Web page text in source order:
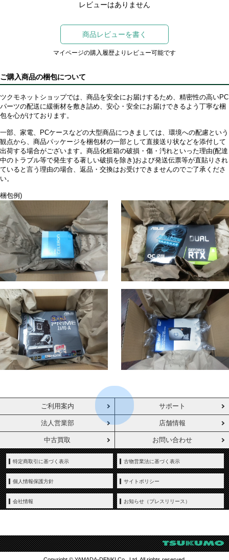
レビューはありません
商品レビューを書く
マイページの購入履歴よりレビュー可能です
ご購入商品の梱包について
ツクモネットショップでは、商品を安全にお届けするため、精密性の高いPC
パーツの配送に緩衝材を敷き詰め、安心・安全にお届けできるよう丁寧な梱
包を心がけております。
一部、家電、PCケースなどの大型商品につきましては、環境への配慮という
観点から、商品パッケージを梱包材の一部として直接送り状などを添付して
出荷する場合がございます。商品化粧箱の破損・傷・汚れといった理由(配達
中のトラブル等で発生する著しい破損を除き)および発送伝票等が直貼りされ
ていると言う理由の場合、返品・交換はお受けできませんのでご了承くださ
い。
梱包例)
ご利用案内 サポート
法人営業部 店舗情報
中古買取 お問い合わせ
特定商取引に基づく表示 古物営業法に基づく表示
個人情報保護方針 サイトポリシー
会社情報 お知らせ（プレスリリース）